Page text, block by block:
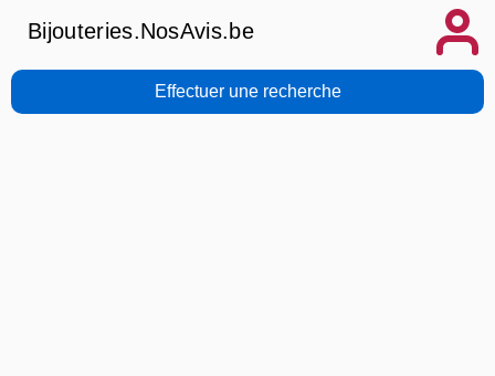
Bijouteries.NosAvis.be
Effectuer une recherche